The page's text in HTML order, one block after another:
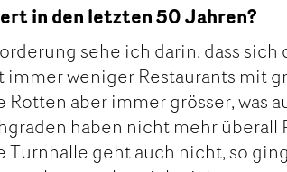
in den letzten 50 Jahren?
sehe ich darin, dass sich
immer weniger Restaurants mit
aber immer grösser, was
haben nicht mehr überall
Turnhalle geht auch nicht, so